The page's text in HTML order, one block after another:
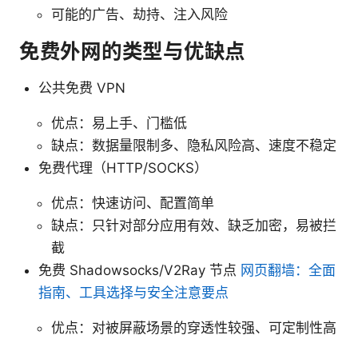
可能的广告、劫持、注入风险
免费外网的类型与优缺点
公共免费 VPN
优点：易上手、门槛低
缺点：数据量限制多、隐私风险高、速度不稳定
免费代理（HTTP/SOCKS）
优点：快速访问、配置简单
缺点：只针对部分应用有效、缺乏加密，易被拦
截
免费 Shadowsocks/V2Ray 节点 网页翻墙：全面
指南、工具选择与安全注意要点
优点：对被屏蔽场景的穿透性较强、可定制性高